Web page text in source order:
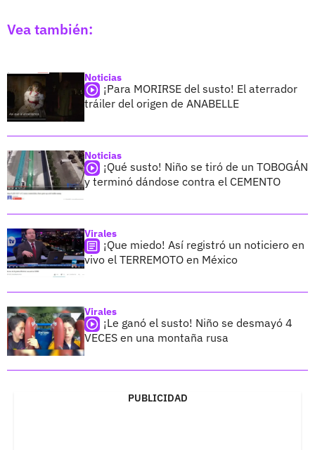
Vea también:
Noticias
¡Para MORIRSE del susto! El aterrador
tráiler del origen de ANABELLE
Noticias
¡Qué susto! Niño se tiró de un TOBOGÁN
y terminó dándose contra el CEMENTO
Virales
¡Que miedo! Así registró un noticiero en
vivo el TERREMOTO en México
Virales
¡Le ganó el susto! Niño se desmayó 4
VECES en una montaña rusa
PUBLICIDAD